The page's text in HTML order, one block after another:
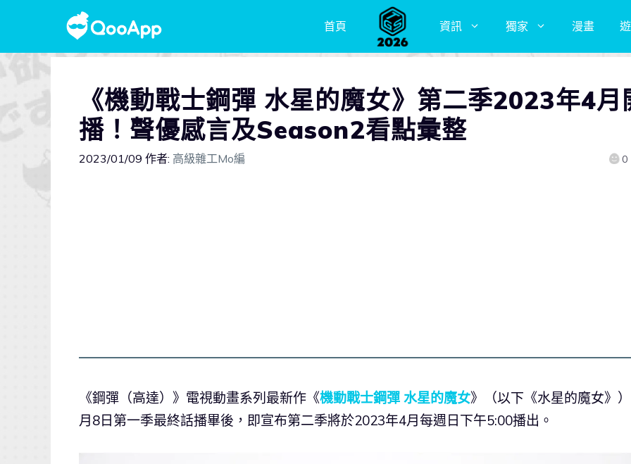
首頁 資訊 獨家 漫畫
《機動戰士鋼彈 水星的魔女》第二季2023年4月
播！聲優感言及Season2看點彙整
2023/01/09 作者: 高級雜工Mo編 0
《鋼彈（高達）》電視動畫系列最新作《機動戰士鋼彈 水星的魔女》（以下《水星的魔女》
月8日第一季最終話播畢後，即宣布第二季將於2023年4月每週日下午5:00播出。